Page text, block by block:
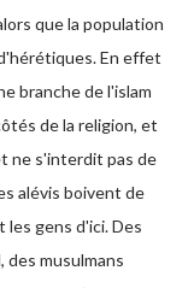
que la population
En effet
branche de l'islam
de la religion, et
ne s'interdit pas de
alévis boivent de
les gens d'ici. Des
des musulmans